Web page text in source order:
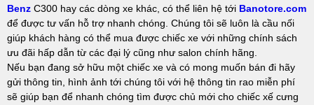
Benz C300 hay các dòng xe khác, có thể liên hệ tới Banotore.com
để được tư vấn hỗ trợ nhanh chóng. Chúng tôi sẽ luôn là cầu nối
giúp khách hàng có thể mua được chiếc xe với những chính sách
ưu đãi hấp dẫn từ các đại lý cũng như salon chính hãng.
Nếu bạn đang sở hữu một chiếc xe và có mong muốn bán đi hãy
gửi thông tin, hình ảnh tới chúng tôi với hệ thông tin rao miễn phí
sẽ giúp bạn để nhanh chóng tìm được chủ mới cho chiếc xế cưng